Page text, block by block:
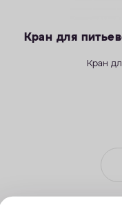
Кран для
Кран